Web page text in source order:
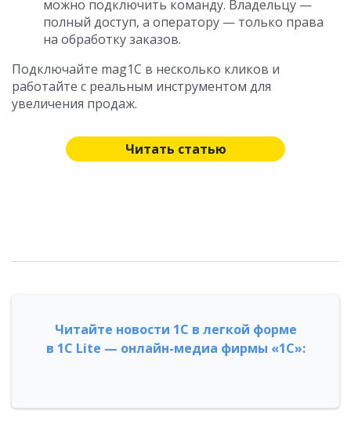
можно подключить команду. Владельцу —
полный доступ, а оператору — только права
на обработку заказов.
Подключайте mag1C в несколько кликов и
работайте с реальным инструментом для
увеличения продаж.
Читать статью
Читайте новости 1С в легкой форме
в 1С Lite — онлайн-медиа фирмы «1С»: